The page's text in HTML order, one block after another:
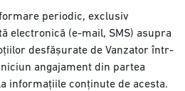
periodic, exclusiv
electronică (e-mail, SMS) asupra
desfășurate de Vanzator într-
angajament din partea
informațiile conținute de acesta.